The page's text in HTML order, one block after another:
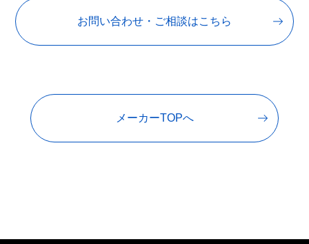
お問い合わせ・ご相談はこちら
メーカーTOPへ